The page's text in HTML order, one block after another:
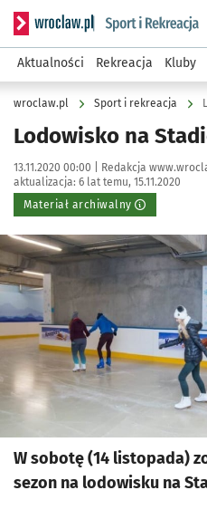
Serwis informacyjny
Aktualności Rekreacja Kluby
wroclaw.pl Sport i rekreacja
Lodowisko na
Data publikacji:
13.11.2020 00:00 | Autor:
Redakcja
aktualizacja: 6 lat temu, 15.11.2020
Materiał archiwalny
Kliknij, aby powiększyć
W sobotę (14 listopada)
sezon na lodowisku na